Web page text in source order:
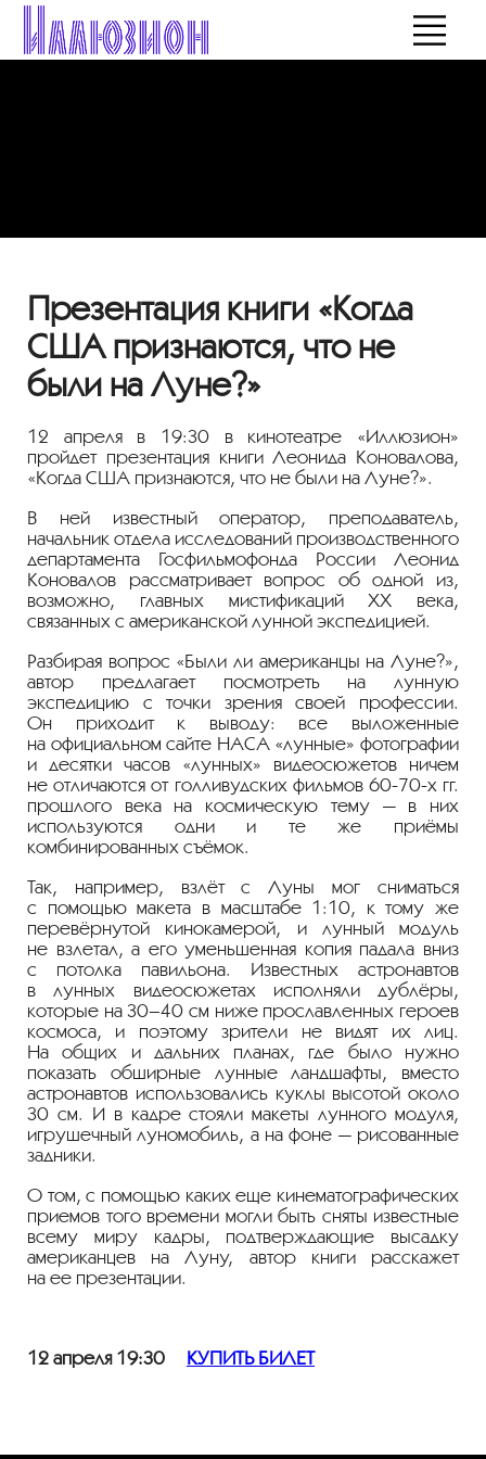
Презентация книги «Когда
США признаются, что не
были на Луне?»
12 апреля в 19:30 в кинотеатре «Иллюзион»
пройдет презентация книги Леонида Коновалова,
«Когда США признаются, что не были на Луне?».
В ней известный оператор, преподаватель,
начальник отдела исследований производственного
департамента Госфильмофонда России Леонид
Коновалов рассматривает вопрос об одной из,
возможно, главных мистификаций ХХ века,
связанных с американской лунной экспедицией.
Разбирая вопрос «Были ли американцы на Луне?»,
автор предлагает посмотреть на лунную
экспедицию с точки зрения своей профессии.
Он приходит к выводу: все выложенные
на официальном сайте НАСА «лунные» фотографии
и десятки часов «лунных» видеосюжетов ничем
не отличаются от голливудских фильмов 60-70-х гг.
прошлого века на космическую тему — в них
используются одни и те же приёмы
комбинированных съёмок.
Так, например, взлёт с Луны мог сниматься
с помощью макета в масштабе 1:10, к тому же
перевёрнутой кинокамерой, и лунный модуль
не взлетал, а его уменьшенная копия падала вниз
с потолка павильона. Известных астронавтов
в лунных видеосюжетах исполняли дублёры,
которые на 30–40 см ниже прославленных героев
космоса, и поэтому зрители не видят их лиц.
На общих и дальних планах, где было нужно
показать обширные лунные ландшафты, вместо
астронавтов использовались куклы высотой около
30 см. И в кадре стояли макеты лунного модуля,
игрушечный луномобиль, а на фоне — рисованные
задники.
О том, с помощью каких еще кинематографических
приемов того времени могли быть сняты известные
всему миру кадры, подтверждающие высадку
американцев на Луну, автор книги расскажет
на ее презентации.
12 апреля 19:30 КУПИТЬ БИЛЕТ